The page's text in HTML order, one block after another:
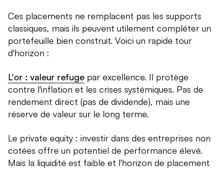
Ces placements ne remplacent pas les supports
classiques, mais ils peuvent utilement compléter un
portefeuille bien construit. Voici un rapide tour
d'horizon :
L'or : valeur refuge par excellence. Il protège
contre l'inflation et les crises systémiques. Pas de
rendement direct (pas de dividende), mais une
réserve de valeur sur le long terme.
Le private equity : investir dans des entreprises non
cotées offre un potentiel de performance élevé.
Mais la liquidité est faible et l'horizon de placement